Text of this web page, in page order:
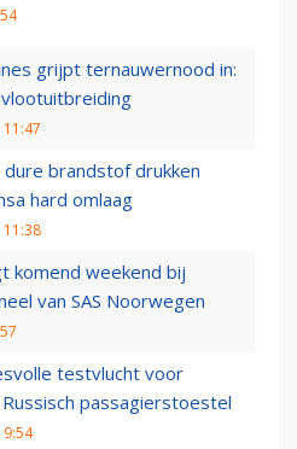
grijpt ternauwernood in:
dure brandstof drukken
hard omlaag
11:38
komend weekend bij
van SAS Noorwegen
testvlucht voor
passagierstoestel
9:54